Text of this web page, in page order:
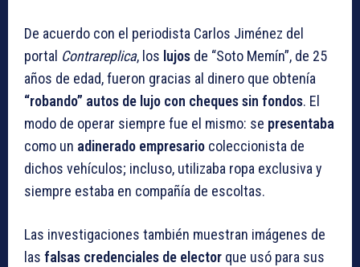
De acuerdo con el periodista Carlos Jiménez del
portal Contrareplica, los lujos de “Soto Memín”, de 25
años de edad, fueron gracias al dinero que obtenía
“robando” autos de lujo con cheques sin fondos. El
modo de operar siempre fue el mismo: se presentaba
como un adinerado empresario coleccionista de
dichos vehículos; incluso, utilizaba ropa exclusiva y
siempre estaba en compañía de escoltas.
Las investigaciones también muestran imágenes de
las falsas credenciales de elector que usó para sus